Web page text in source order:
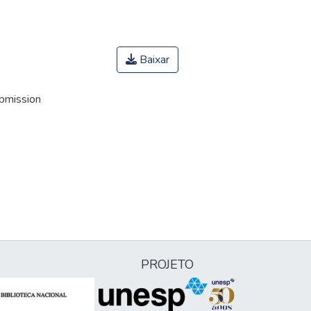
Baixar
PROJETO